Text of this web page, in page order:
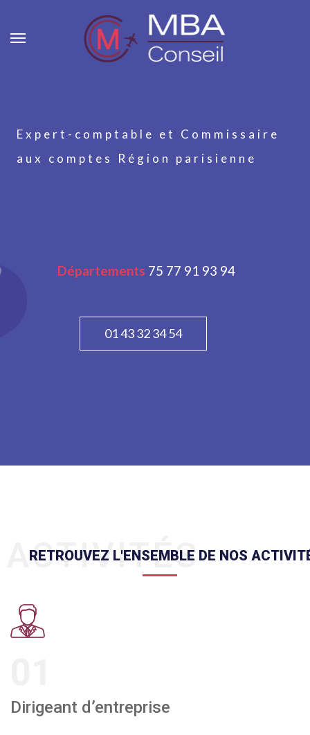
01 43 32 34 54
Expert-comptable et Commissaire
aux comptes Région parisienne
Départements 75 77 91 93 94
ACTIVITÉS
RETROUVEZ L'ENSEMBLE DE NOS
Dirigeant d’entreprise